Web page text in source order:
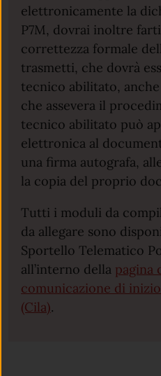
elettronicamente la
P7M, dovrai inoltre
correttezza formale
trasmetti, che dovrà
tecnico abilitato,
che assevera il
tecnico abilitato può
elettronica al
una firma autografa,
la copia del proprio
Tutti i moduli da
da allegare sono
Sportello Telematico
all’interno della pagina
comunicazione di
(Cila).